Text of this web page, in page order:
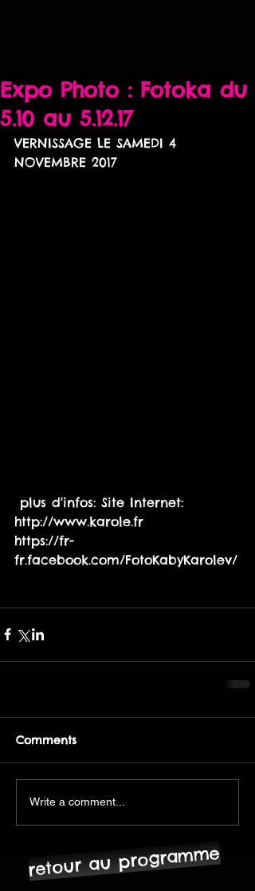
Expo Photo : Fotoka du
5.10 au 5.12.17
VERNISSAGE LE SAMEDI 4
NOVEMBRE 2017
http://www.karole.fr
https://fr-
fr.facebook.com/FotoKabyKarolev/
Comments
Write a comment...
retour au programme